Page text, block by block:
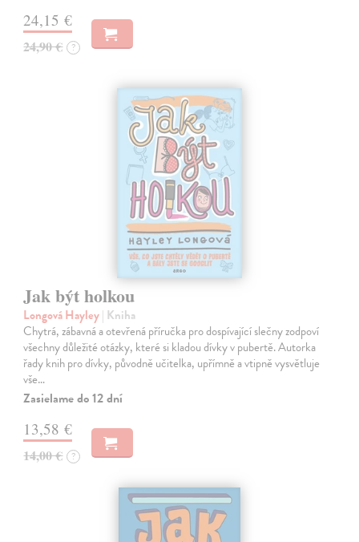
24,15 €
24,90 € ?
Jak být holkou
Longová Hayley| Kniha
Chytrá, zábavná a otevřená příručka pro dospívající slečny zodpoví
všechny důležité otázky, které si kladou dívky v pubertě. Autorka
řady knih pro dívky, původně učitelka, upřímně a vtipně vysvětluje
vše…
Zasielame do 12 dní
13,58 €
14,00 € ?